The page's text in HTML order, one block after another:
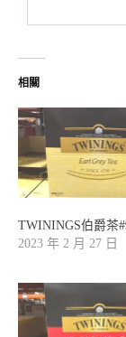
相關
TWININGS伯爵茶
2023 年 2 月 27 日